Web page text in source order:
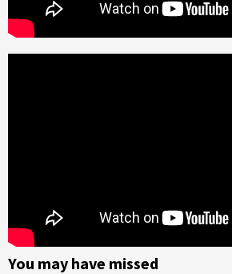
You may have missed